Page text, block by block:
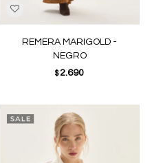
REMERA MARIGOLD -
NEGRO
$2.690